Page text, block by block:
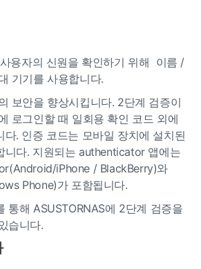
용자의 신원을 확인하기 위해 이름 /
기기를 사용합니다.
보안을 향상시킵니다. 2단계 검증이
로그인할 때 일회용 확인 코드 외에
다. 인증 코드는 모바일 장치에 설치된
니다. 지원되는 authenticator 앱에는
iPhone / BlackBerry)와
Phone)가 포함됩니다.
통해 ASUSTORNAS에 2단계 검증을
습니다.